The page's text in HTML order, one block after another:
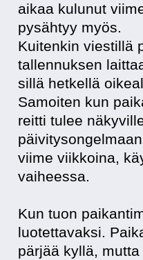
aikaa kulunut
pysähtyy myös.
Kuitenkin viestillä
tallennuksen
sillä hetkellä
Samoiten kun
reitti tulee
viime viikkoina,
vaiheessa.
Kun tuon
luotettavaksi.
pärjää kyllä,